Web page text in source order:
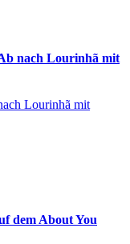
nach Lourinhã mit
Lourinhã mit
dem About You